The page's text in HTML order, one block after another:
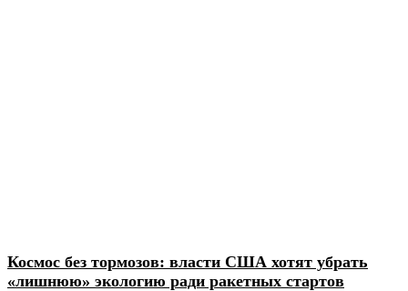
Космос без тормозов: власти США хотят убрать
«лишнюю» экологию ради ракетных стартов